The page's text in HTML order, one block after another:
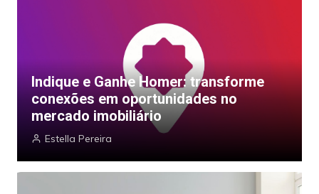
Indique e Ganhe Homer: transforme
conexões em oportunidades no
mercado imobiliário
Estella Pereira